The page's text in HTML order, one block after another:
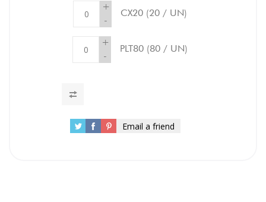
+
-
CX20 (20 / UN)
+
-
PLT80 (80 / UN)
Email a friend